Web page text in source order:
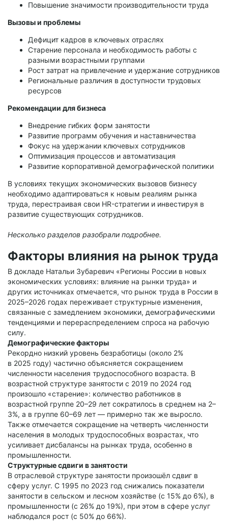
Повышение значимости производительности труда
Вызовы и проблемы
Дефицит кадров в ключевых отраслях
Старение персонала и необходимость работы с
разными возрастными группами
Рост затрат на привлечение и удержание сотрудников
Региональные различия в доступности трудовых
ресурсов
Рекомендации для бизнеса
Внедрение гибких форм занятости
Развитие программ обучения и наставничества
Фокус на удержании ключевых сотрудников
Оптимизация процессов и автоматизация
Развитие корпоративной демографической политики
В условиях текущих экономических вызовов бизнесу
необходимо адаптироваться к новым реалиям рынка
труда, перестраивая свои HR-стратегии и инвестируя в
развитие существующих сотрудников.
Несколько разделов разобрали подробнее.
Факторы влияния на рынок труда
В докладе Натальи Зубаревич «Регионы России в новых
экономических условиях: влияние на рынки труда» и
других источниках отмечается, что рынок труда в России в
2025–2026 годах переживает структурные изменения,
связанные с замедлением экономики, демографическими
тенденциями и перераспределением спроса на рабочую
силу.
Демографические факторы
Рекордно низкий уровень безработицы (около 2%
в 2025 году) частично объясняется сокращением
численности населения трудоспособного возраста. В
возрастной структуре занятости с 2019 по 2024 год
произошло «старение»: количество работников в
возрастной группе 20–29 лет сократилось в среднем на 2–
3%, а в группе 60–69 лет — примерно так же выросло.
Также отмечается сокращение на четверть численности
населения в молодых трудоспособных возрастах, что
усиливает дисбалансы на рынках труда, особенно в
промышленности.
Структурные сдвиги в занятости
В отраслевой структуре занятости произошёл сдвиг в
сферу услуг. С 1995 по 2023 год снижались показатели
занятости в сельском и лесном хозяйстве (с 15% до 6%), в
промышленности (с 26% до 19%), при этом в сфере услуг
наблюдался рост (с 50% до 66%).